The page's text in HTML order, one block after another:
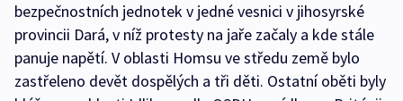
bezpečnostních jednotek v jedné vesnici v jihosyrské
provincii Dará, v níž protesty na jaře začaly a kde stále
panuje napětí. V oblasti Homsu ve středu země bylo
zastřeleno devět dospělých a tři děti. Ostatní oběti byly